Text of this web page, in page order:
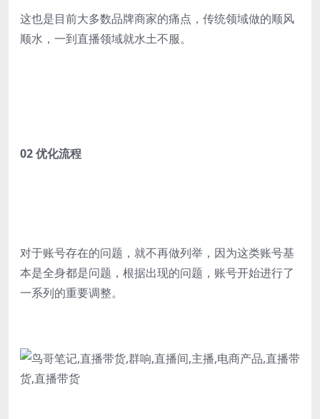
这也是目前大多数品牌商家的痛点，传统领域做的顺风
顺水，一到直播领域就水土不服。
02 优化流程
对于账号存在的问题，就不再做列举，因为这类账号基
本是全身都是问题，根据出现的问题，账号开始进行了
一系列的重要调整。